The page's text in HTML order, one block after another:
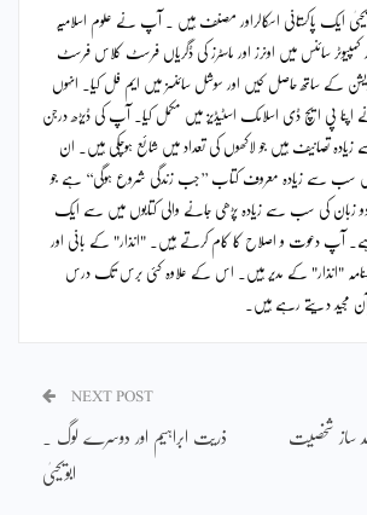
ایک پاکستانی اسکالراور مصنف ہیں ۔ آپ نے علوم اسلامیہ
کمپیوٹر سائنس میں اونرز اور ماسٹرز کی ڈگریاں فرسٹ کلاس فرسٹ
کے ساتھ حاصل کیں اور سوشل سائنسز میں ایم فل کیا۔ انہوں
اپنا پی ایچ ڈی اسلامک اسٹیڈیز میں مکمل کیا۔ آپ کی ڈیڑھ درجن
زیادہ تصانیف ہیں جو لاکھوں کی تعداد میں شائع ہوچکی ہیں۔ ان
سب سے زیادہ معروف کتاب ’’جب زندگی شروع ہوگی‘‘ ہے جو
زبان کی سب سے زیادہ پڑھی جانے والی کتابوں میں سے ایک
آپ دعوت و اصلاح کا کام کرتے ہیں۔ "انذار" کے بانی اور
"انذار" کے مدیر ہیں۔ اس کے علاوہ کئی برس تک درس
مجید دیتے رہے ہیں۔
ساز شخصیت
NEXT POST
ذریت ابراہیم اور دوسرے لوگ ۔
ابویحییٰ